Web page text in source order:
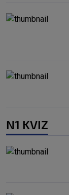
N1 KVIZ